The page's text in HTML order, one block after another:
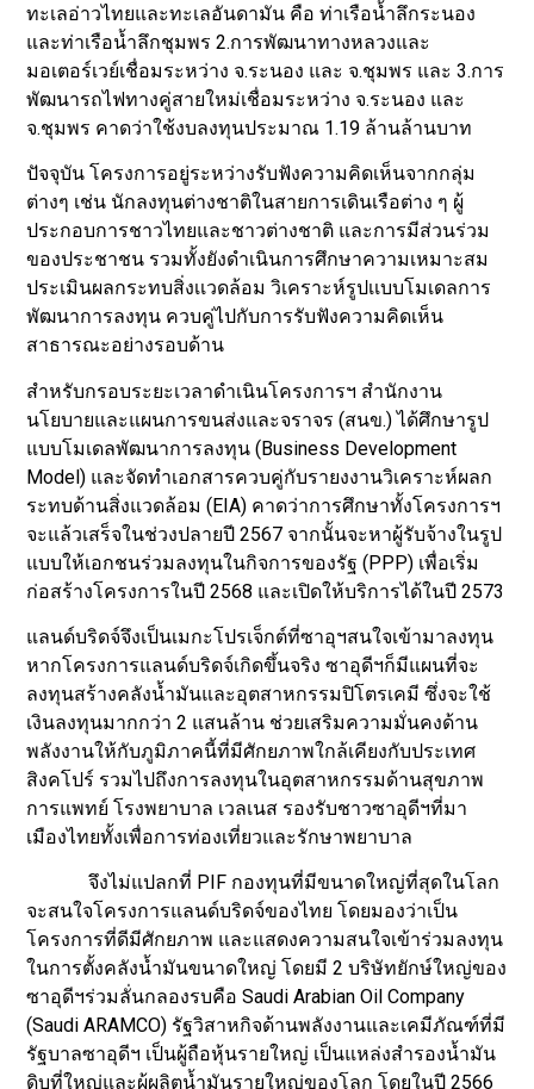
ทะเลอ่าวไทยและทะเลอันดามัน คือ ท่าเรือน้ำลึกระนอง
และท่าเรือน้ำลึกชุมพร 2.การพัฒนาทางหลวงและ
มอเตอร์เวย์เชื่อมระหว่าง จ.ระนอง และ จ.ชุมพร และ 3.การ
พัฒนารถไฟทางคู่สายใหม่เชื่อมระหว่าง จ.ระนอง และ
จ.ชุมพร คาดว่าใช้งบลงทุนประมาณ 1.19 ล้านล้านบาท
ปัจจุบัน โครงการอยู่ระหว่างรับฟังความคิดเห็นจากกลุ่ม
ต่างๆ เช่น นักลงทุนต่างชาติในสายการเดินเรือต่าง ๆ ผู้
ประกอบการชาวไทยและชาวต่างชาติ และการมีส่วนร่วม
ของประชาชน รวมทั้งยังดำเนินการศึกษาความเหมาะสม
ประเมินผลกระทบสิ่งเเวดล้อม วิเคราะห์รูปเเบบโมเดลการ
พัฒนาการลงทุน ควบคู่ไปกับการรับฟังความคิดเห็น
สาธารณะอย่างรอบด้าน
สำหรับกรอบระยะเวลาดำเนินโครงการฯ สำนักงาน
นโยบายและแผนการขนส่งและจราจร (สนข.) ได้ศึกษารูป
แบบโมเดลพัฒนาการลงทุน (Business Development
Model) และจัดทำเอกสารควบคู่กับรายงงานวิเคราะห์ผลก
ระทบด้านสิ่งแวดล้อม (EIA) คาดว่าการศึกษาทั้งโครงการฯ
จะแล้วเสร็จในช่วงปลายปี 2567 จากนั้นจะหาผู้รับจ้างในรูป
แบบให้เอกชนร่วมลงทุนในกิจการของรัฐ (PPP) เพื่อเริ่ม
ก่อสร้างโครงการในปี 2568 และเปิดให้บริการได้ในปี 2573
แลนด์บริดจ์จึงเป็นเมกะโปรเจ็กต์ที่ซาอุฯสนใจเข้ามาลงทุน
หากโครงการแลนด์บริดจ์เกิดขึ้นจริง ซาอุดีฯก็มีแผนที่จะ
ลงทุนสร้างคลังน้ำมันและอุตสาหกรรมปิโตรเคมี ซึ่งจะใช้
เงินลงทุนมากกว่า 2 แสนล้าน ช่วยเสริมความมั่นคงด้าน
พลังงานให้กับภูมิภาคนี้ที่มีศักยภาพใกล้เคียงกับประเทศ
สิงคโปร์ รวมไปถึงการลงทุนในอุตสาหกรรมด้านสุขภาพ
การแพทย์ โรงพยาบาล เวลเนส รองรับชาวซาอุดีฯที่มา
เมืองไทยทั้งเพื่อการท่องเที่ยวและรักษาพยาบาล
จึงไม่แปลกที่ PIF กองทุนที่มีขนาดใหญ่ที่สุดในโลก
จะสนใจโครงการแลนด์บริดจ์ของไทย โดยมองว่าเป็น
โครงการที่ดีมีศักยภาพ และแสดงความสนใจเข้าร่วมลงทุน
ในการตั้งคลังน้ำมันขนาดใหญ่ โดยมี 2 บริษัทยักษ์ใหญ่ของ
ซาอุดีฯร่วมลั่นกลองรบคือ Saudi Arabian Oil Company
(Saudi ARAMCO) รัฐวิสาหกิจด้านพลังงานและเคมีภัณฑ์ที่มี
รัฐบาลซาอุดีฯ เป็นผู้ถือหุ้นรายใหญ่ เป็นแหล่งสำรองน้ำมัน
ดิบที่ใหญ่และผู้ผลิตน้ำมันรายใหญ่ของโลก โดยในปี 2566